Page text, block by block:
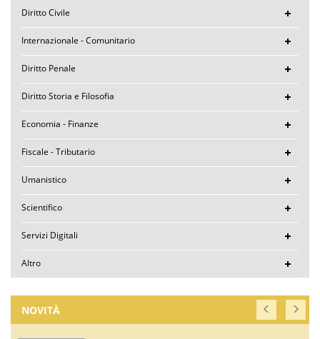
Diritto Civile
Internazionale - Comunitario
Diritto Penale
Diritto Storia e Filosofia
Economia - Finanze
Fiscale - Tributario
Umanistico
Scientifico
Servizi Digitali
Altro
NOVITÀ